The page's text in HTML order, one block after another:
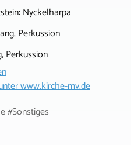
Nyckelharpa
Perkussion
Perkussion
www.kirche-mv.de
#Sonstiges